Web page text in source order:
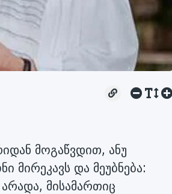
მოგაწვდით, ანუ
მირეკავს და მეუბნება:
მისამართიც